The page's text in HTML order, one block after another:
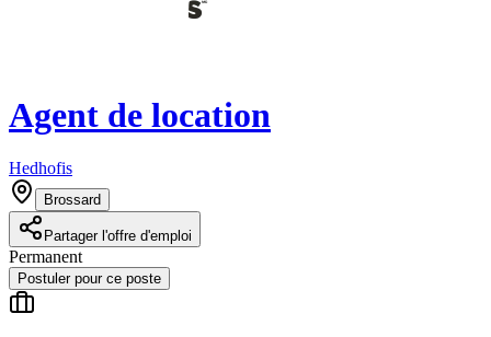
Agent de location
Hedhofis
Brossard
Partager l'offre d'emploi
Permanent
Postuler pour ce poste